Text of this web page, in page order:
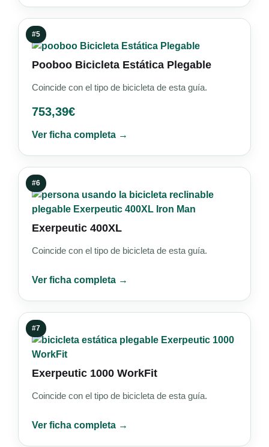
#5
Pooboo Bicicleta Estática Plegable
Coincide con el tipo de bicicleta de esta guía.
753,39€
Ver ficha completa →
#6
Exerpeutic 400XL
Coincide con el tipo de bicicleta de esta guía.
Ver ficha completa →
#7
Exerpeutic 1000 WorkFit
Coincide con el tipo de bicicleta de esta guía.
Ver ficha completa →